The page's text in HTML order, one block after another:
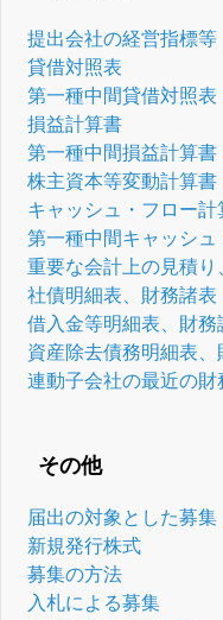
提出会社の経営指標等
貸借対照表
第一種中間貸借対照表
損益計算書
第一種中間損益計算書
株主資本等変動計算書
キャッシュ・フロー計
第一種中間キャッシ
重要な会計上の見積り
社債明細表、財務諸表
借入金等明細表、財務
資産除去債務明細表、
連動子会社の最近の財
その他
届出の対象とした募
新規発行株式
募集の方法
入札による募集